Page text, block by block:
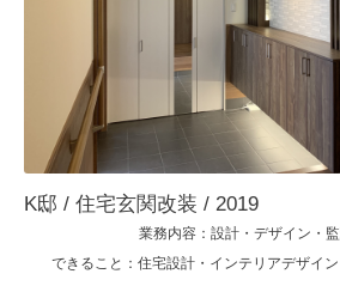
K邸 / 住宅玄関改装 / 2019
業務内容：設計・デザイン・
できること：住宅設計・インテリアデザイ